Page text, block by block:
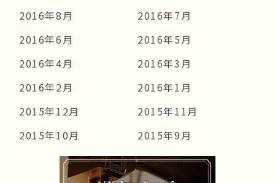
2016年8月
2016年7月
2016年6月
2016年5月
2016年4月
2016年3月
2016年2月
2016年1月
2015年12月
2015年11月
2015年10月
2015年9月